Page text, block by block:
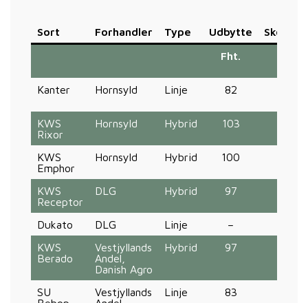
Sort Forhandler Type Udbytte
Fht.
Kanter Hornsyld Linje 82
KWS
Rixor
Hornsyld Hybrid 103
KWS
Emphor
Hornsyld Hybrid 100
KWS
Receptor
DLG Hybrid 97
Dukato DLG Linje –
KWS
Berado
Vestjyllands
Andel,
Danish Agro
Hybrid 97
SU
Vestjyllands
Linje 83